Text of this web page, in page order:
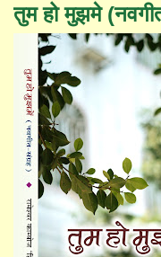
तुम हो मुझमे